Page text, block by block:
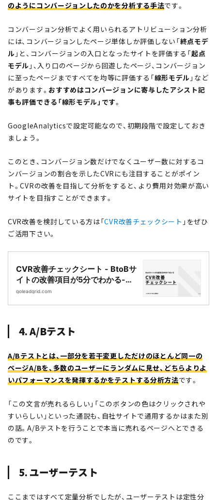
のようにコンバージョンしたのかを分析する手法です。
コンバージョン分析でよく用いられるアトリビューション分析
には、コンバージョンしたページ単体しか評価しない「終点モデ
ル 」と、コンバージョンの入口となったサイトを評価する「起点
モデル 」、入り口のページから回遊したページ、コンバージョン
に至ったページまですべてを均等に評価する「線形モデル 」など
があります。 おすすめはコンバージョンに寄与したアシスト記
事も評価できる「線形モデル」です。
GoogleAnalyticsで設定可能なので、初期段階で設定しておき
ましょう。
このとき、コンバージョン数だけでなくユーザー数に対するコ
ンバージョンの割合を示したCVRにも注目することがポイン
ト。CVRの改善を目指して分析をすると、より費用対効果が高い
サイトを目指すことができます。
CVR改善を検討している方は「CVR改善チェックシート 」をぜひ
ご活用下さい。
CVR改善チェックシート - BtoBサ
イトの改善項目が5分でわかる-
|Webサイト制作・CMS開発｜
goleadgrid.com
4. A/Bテスト
A/Bテストとは、一部分を若干変更しただけのほとんど同一の
ページA/Bを、多数のユーザーにランダムに見せ、どちらよりよ
いパフォーマンスを発揮するかをテストする分析方法です。
「この文言が売れるらしい」「このボタンの色はクリックされや
すいらしい」といった通説も、自社サイトで通用するかはまた別
の話。A/Bテストを行うことで本当に売れるページへとできる
のです。
5. ユーザーテスト
ここまではすべて定量分析でしたが、ユーザーテストは定性分